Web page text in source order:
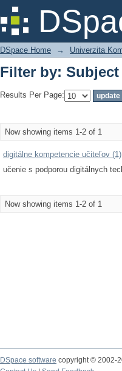
Filter by: Subject
DSpace Home → Univerzita
Filter by: Subject
Results Per Page:
Now showing items 1-2 of 1
digitálne kompetencie učiteľov (1)
učenie s podporou digitálnych
Now showing items 1-2 of 1
DSpace software copyright © 2002-